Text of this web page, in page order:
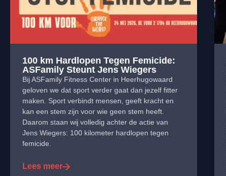
100 km Hardlopen Tegen Femicide:
ASFamily Steunt Jens Wiegers
Bij ASFamily Fitness Center in Heerhugowaard
geloven we dat sport verder gaat dan jezelf fitter
maken. Sport verbindt mensen, geeft kracht en
kan een stem zijn voor wie geen stem heeft.
Daarom staan wij volledig achter de actie van
Jens Wiegers: 100 kilometer hardlopen tegen
femicide.
Lees meer